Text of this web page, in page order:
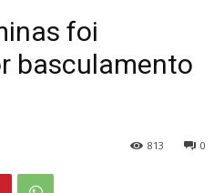
foi
basculamento
0
813